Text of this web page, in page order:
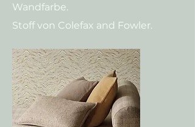
Wandfarbe.
Stoff von Colefax and Fowler.